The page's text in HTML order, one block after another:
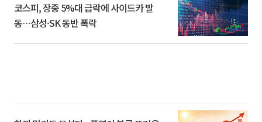
코스피, 장중 5%대 급락에 사이드카 발
동…삼성·SK 동반 폭락